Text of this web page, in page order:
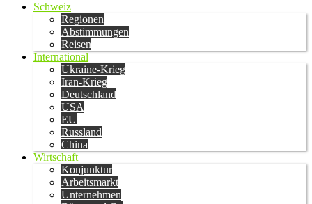
Schweiz
Regionen
Abstimmungen
Reisen
International
Ukraine-Krieg
Iran-Krieg
Deutschland
USA
EU
Russland
China
Wirtschaft
Konjunktur
Arbeitsmarkt
Unternehmen